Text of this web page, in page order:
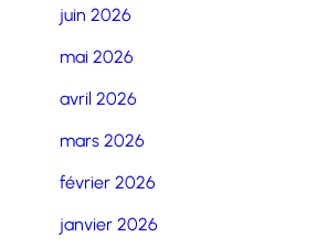
juin 2026
mai 2026
avril 2026
mars 2026
février 2026
janvier 2026